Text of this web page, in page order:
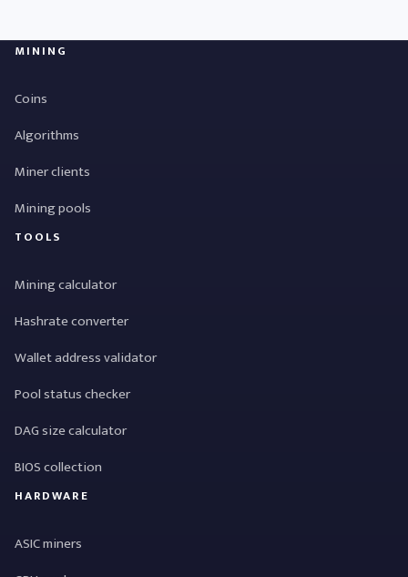
MINING
Coins
Algorithms
Miner clients
Mining pools
TOOLS
Mining calculator
Hashrate converter
Wallet address validator
Pool status checker
DAG size calculator
BIOS collection
HARDWARE
ASIC miners